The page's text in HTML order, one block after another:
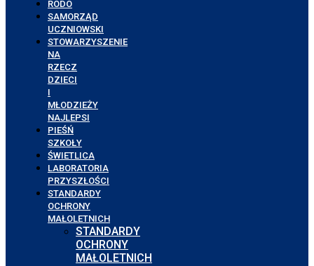
RODO
SAMORZĄD
UCZNIOWSKI
STOWARZYSZENIE
NA
RZECZ
DZIECI
I
MŁODZIEŻY
NAJLEPSI
PIEŚŃ
SZKOŁY
ŚWIETLICA
LABORATORIA
PRZYSZŁOŚCI
STANDARDY
OCHRONY
MAŁOLETNICH
STANDARDY
OCHRONY
MAŁOLETNICH